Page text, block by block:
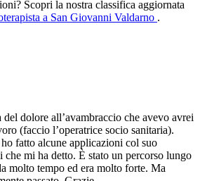
Scopri la nostra classifica aggiornata
a San Giovanni Valdarno .
del dolore all’avambraccio che avevo avrei
(faccio l’operatrice socio sanitaria).
fatto alcune applicazioni col suo
che mi ha detto. È stato un percorso lungo
molto tempo ed era molto forte. Ma